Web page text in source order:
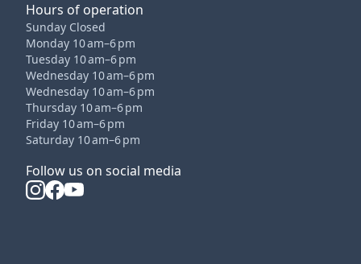
Hours of operation
Sunday Closed
Monday 10 am–6 pm
Tuesday 10 am–6 pm
Wednesday 10 am–6 pm
Wednesday 10 am–6 pm
Thursday 10 am–6 pm
Friday 10 am–6 pm
Saturday 10 am–6 pm
Follow us on social media